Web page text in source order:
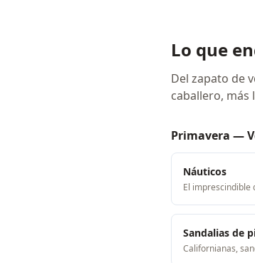
Lo que
Del zapato de
caballero, más
Primavera —
Náuticos
El imprescindible
Sandalias de
Californianas,